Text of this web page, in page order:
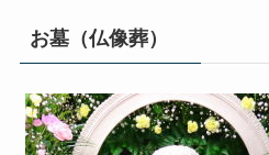
お墓（仏像葬）